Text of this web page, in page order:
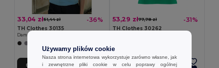
33,04 zł51,44 zł -36%
TH Clothes 30135
Damski polo t-shirt
Dodaj Do Koszyka
53,29 zł77,78 zł -31%
TH Clothes 30262
Dodaj Do Koszyka
Używamy plików cookie
Nasza strona internetowa wykorzystuje zarówno własne, jak
i zewnętrzne pliki cookie w celu poprawy ogólnej